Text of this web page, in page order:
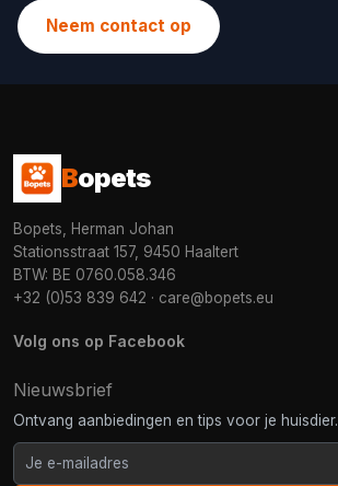
Neem contact op
Bopets
Bopets, Herman Johan
Stationsstraat 157, 9450 Haaltert
BTW: BE 0760.058.346
+32 (0)53 839 642 · care@bopets.eu
Volg ons op Facebook
Nieuwsbrief
Ontvang aanbiedingen en tips voor je huisdier.